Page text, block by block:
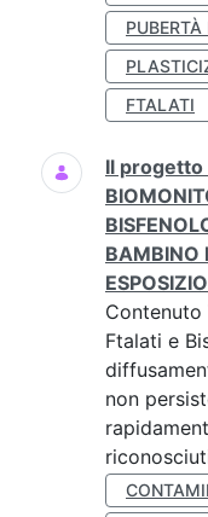
PUBERTÀ
FTALATI
Il progetto
BAMBINO
Contenuto
Ftalati e
non